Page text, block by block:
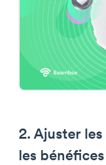
2. Ajuster
les bénéfices